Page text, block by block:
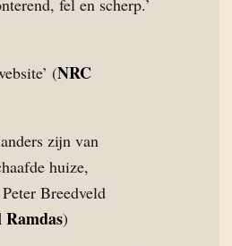
(NRC
zijn van
huize,
Breedveld
)